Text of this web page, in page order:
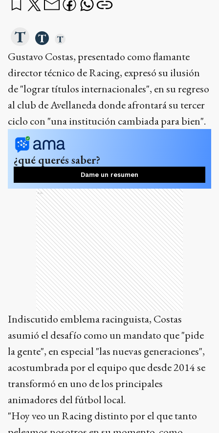
Gustavo Costas, presentado como flamante
director técnico de Racing, expresó su ilusión
de "lograr títulos internacionales", en su regreso
al club de Avellaneda donde afrontará su tercer
ciclo con "una institución cambiada para bien".
¿qué querés saber?
Dame un resumen
Ads
Indiscutido emblema racinguista, Costas
asumió el desafío como un mandato que "pide
la gente", en especial "las nuevas generaciones",
acostumbrada por el equipo que desde 2014 se
transformó en uno de los principales
animadores del fútbol local.
"Hoy veo un Racing distinto por el que tanto